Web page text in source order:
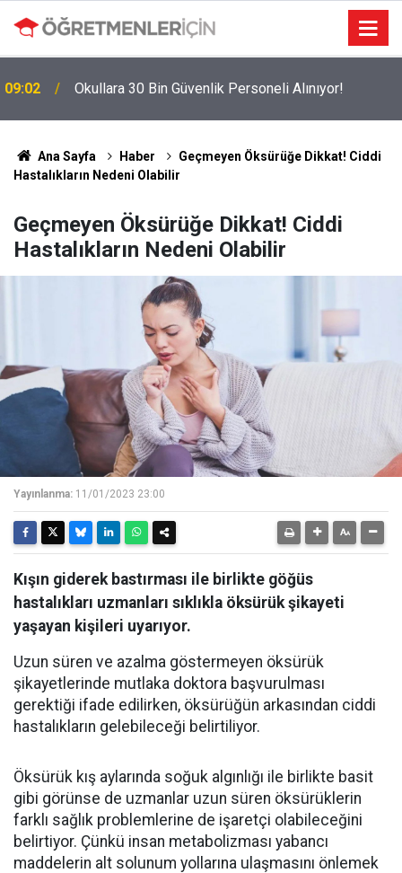
09:02 Okullara 30 Bin Güvenlik Personeli Alınıyor!
Ana Sayfa Haber
Geçmeyen Öksürüğe Dikkat! Ciddi
Hastalıkların Nedeni Olabilir
Geçmeyen Öksürüğe Dikkat! Ciddi
Hastalıkların Nedeni Olabilir
Yayınlanma: 11/01/2023 23:00
Kışın giderek bastırması ile birlikte göğüs
hastalıkları uzmanları sıklıkla öksürük şikayeti
yaşayan kişileri uyarıyor.
Uzun süren ve azalma göstermeyen öksürük
şikayetlerinde mutlaka doktora başvurulması
gerektiği ifade edilirken, öksürüğün arkasından ciddi
hastalıkların gelebileceği belirtiliyor.
Öksürük kış aylarında soğuk algınlığı ile birlikte basit
gibi görünse de uzmanlar uzun süren öksürüklerin
farklı sağlık problemlerine de işaretçi olabileceğini
belirtiyor. Çünkü insan metabolizması yabancı
maddelerin alt solunum yollarına ulaşmasını önlemek